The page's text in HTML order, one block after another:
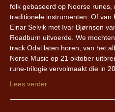
folk gebaseerd op Noorse
traditionele instrumenten. Of van
Einar Selvik met Ivar Bjørnson
Roadburn uitvoerde. We
track Odal laten horen, van het
Norse Music op 21 oktober
rune-trilogie vervolmaakt die in
Lees verder..